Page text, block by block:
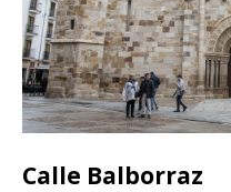
Calle Balborraz